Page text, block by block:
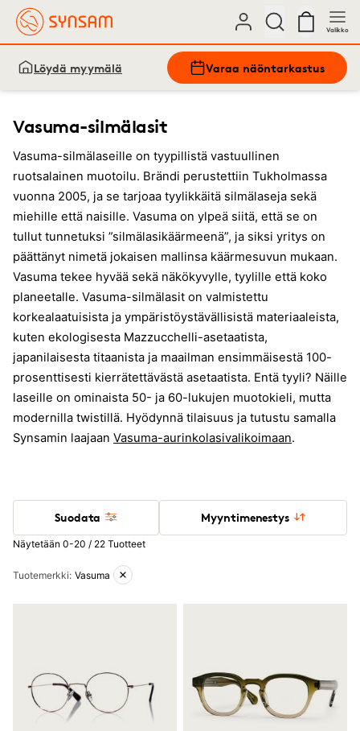
Valikko
Löydä myymälä Varaa näöntarkastus
Vasuma-silmälasit
Vasuma-silmälaseille on tyypillistä vastuullinen
ruotsalainen muotoilu. Brändi perustettiin Tukholmassa
vuonna 2005, ja se tarjoaa tyylikkäitä silmälaseja sekä
miehille että naisille. Vasuma on ylpeä siitä, että se on
tullut tunnetuksi ”silmälasikäärmeenä”, ja siksi yritys on
päättänyt nimetä jokaisen mallinsa käärmesuvun mukaan.
Vasuma tekee hyvää sekä näkökyvylle, tyylille että koko
planeetalle. Vasuma-silmälasit on valmistettu
korkealaatuisista ja ympäristöystävällisistä materiaaleista,
kuten ekologisesta Mazzucchelli-asetaatista,
japanilaisesta titaanista ja maailman ensimmäisestä 100-
prosenttisesti kierrätettävästä asetaatista. Entä tyyli? Näille
laseille on ominaista 50- ja 60-lukujen muotokieli, mutta
modernilla twistillä. Hyödynnä tilaisuus ja tutustu samalla
Synsamin laajaan Vasuma-aurinkolasivalikoimaan.
Suodata Myyntimenestys
Näytetään 0-20 / 22 Tuotteet
Aktiiviset suodattimet
Tuotemerkki: Vasuma